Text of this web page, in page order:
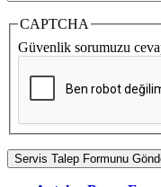
CAPTCHA
Güvenlik sorumuzu